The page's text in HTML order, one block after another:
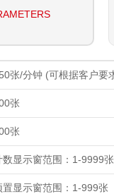
张/分钟 (可根据客户要
张
张
数显示窗范围： 1-9999张
置显示窗范围： 1-999张